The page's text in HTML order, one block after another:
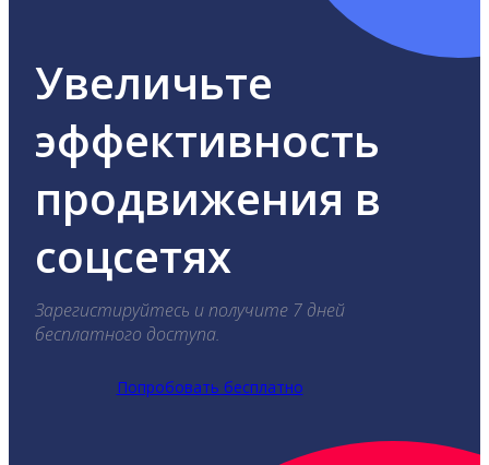
Увеличьте
эффективность
продвижения в
соцсетях
Зарегистируйтесь и получите 7 дней
бесплатного доступа.
Попробовать бесплатно